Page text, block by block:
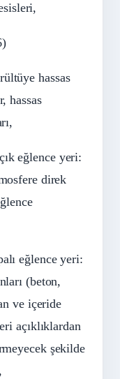
hassas
hassas
eğlence yeri:
direk
eğlence yeri:
(beton,
ve içeride
açıklıklardan
şekilde